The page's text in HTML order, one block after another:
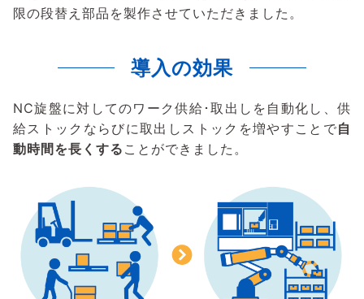
限の段替え部品を製作させていただきました。
導入の効果
NC旋盤に対してのワーク供給･取出しを自動化し、供
給ストックならびに取出しストックを増やすことで自
動時間を長くする ことができました。